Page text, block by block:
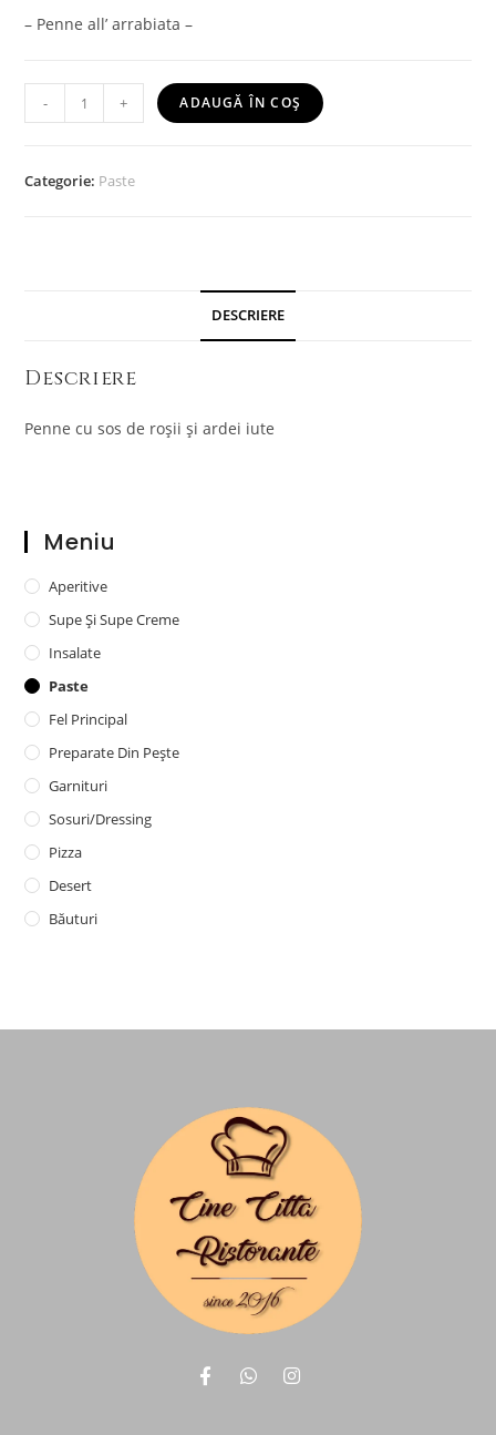
– Penne all’ arrabiata –
- + ADAUGĂ ÎN COȘ
Categorie: Paste
DESCRIERE
Descriere
Penne cu sos de roșii și ardei iute
Meniu
Aperitive
Supe Și Supe Creme
Insalate
Paste
Fel Principal
Preparate Din Pește
Garnituri
Sosuri/dressing
Pizza
Desert
Băuturi